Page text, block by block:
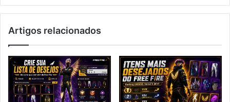
Artigos relacionados